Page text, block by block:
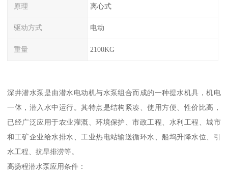
原理 离心式
驱动方式 电动
重量 2100KG
深井潜水泵是由潜水电动机与水泵组合而成的一种提水机具，机电
一体，潜入水中运行。其特点是结构紧凑、使用方便、性价比高，
已经广泛应用于农业灌溉、环境保护、市政工程、水利工程、城市
和工矿企业给水排水、工业热电站输送循环水、船坞升降水位、引
水工程、抗旱排涝等。
高扬程潜水泵应用条件：